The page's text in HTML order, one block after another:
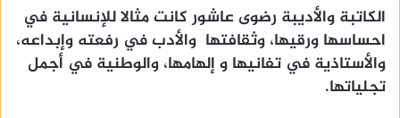
الكاتبة والأديبة رضوى عاشور كانت مثالا للإنسانية في
احساسها ورقيها، وثقافتها والأدب في رفعته وإبداعه،
والأستاذية في تفانيها و إلهامها، والوطنية في أجمل
تجلياتها.